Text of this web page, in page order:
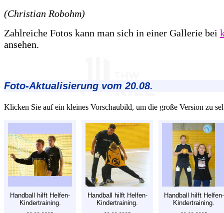
(Christian Robohm)
Zahlreiche Fotos kann man sich in einer Gallerie bei
ansehen.
Foto-Aktualisierung vom 20.08.
Klicken Sie auf ein kleines Vorschaubild, um die große Version zu
Handball hilft Helfen-
Kindertraining.
Handball hilft Helfen-
Kindertraining.
Handball hilft Helfen-
Kindertraining.